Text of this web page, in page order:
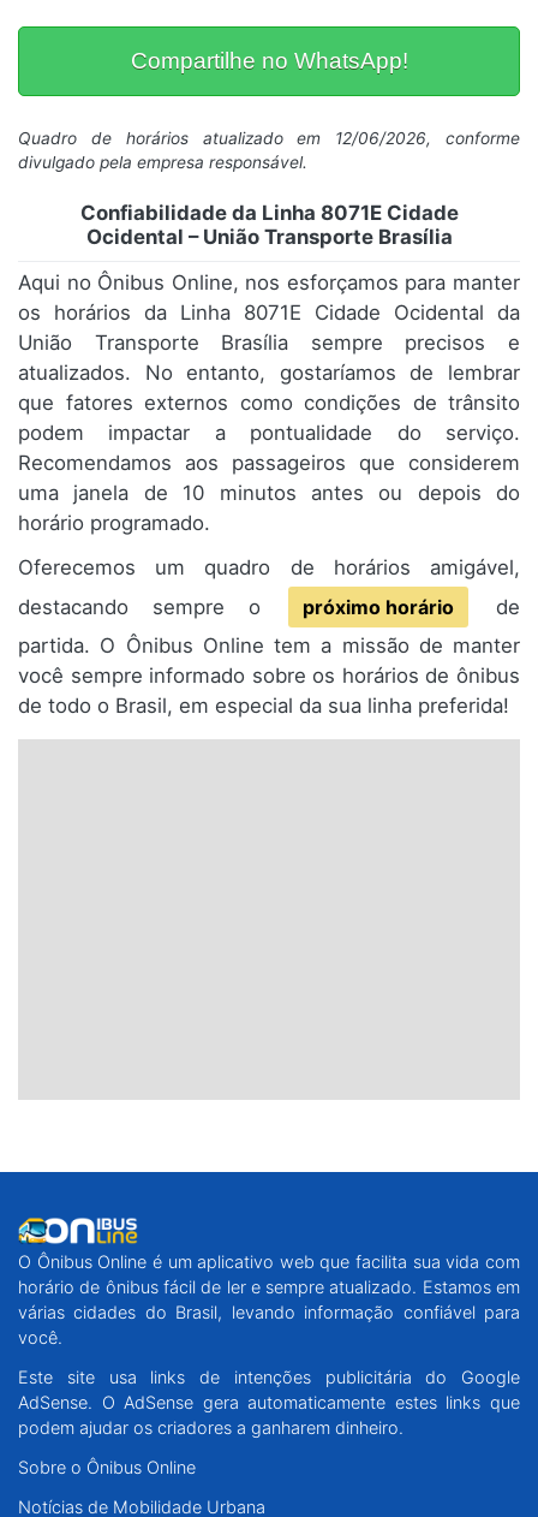
Compartilhe no WhatsApp!
Quadro de horários atualizado em 12/06/2026, conforme
divulgado pela empresa responsável.
Confiabilidade da Linha 8071E Cidade
Ocidental – União Transporte Brasília
Aqui no Ônibus Online, nos esforçamos para manter
os horários da Linha 8071E Cidade Ocidental da
União Transporte Brasília sempre precisos e
atualizados. No entanto, gostaríamos de lembrar
que fatores externos como condições de trânsito
podem impactar a pontualidade do serviço.
Recomendamos aos passageiros que considerem
uma janela de 10 minutos antes ou depois do
horário programado.
Oferecemos um quadro de horários amigável,
destacando sempre o
próximo horário
de
partida. O Ônibus Online tem a missão de manter
você sempre informado sobre os horários de ônibus
de todo o Brasil, em especial da sua linha preferida!
O Ônibus Online é um aplicativo web que facilita sua vida com
horário de ônibus fácil de ler e sempre atualizado. Estamos em
várias cidades do Brasil, levando informação confiável para
você.
Este site usa links de intenções publicitária do Google
AdSense. O AdSense gera automaticamente estes links que
podem ajudar os criadores a ganharem dinheiro.
Sobre o Ônibus Online
Notícias de Mobilidade Urbana